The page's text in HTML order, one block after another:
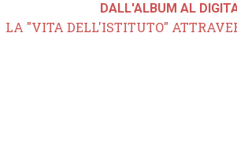
DALL'ALBUM AL
LA "VITA DELL'ISTITUTO"